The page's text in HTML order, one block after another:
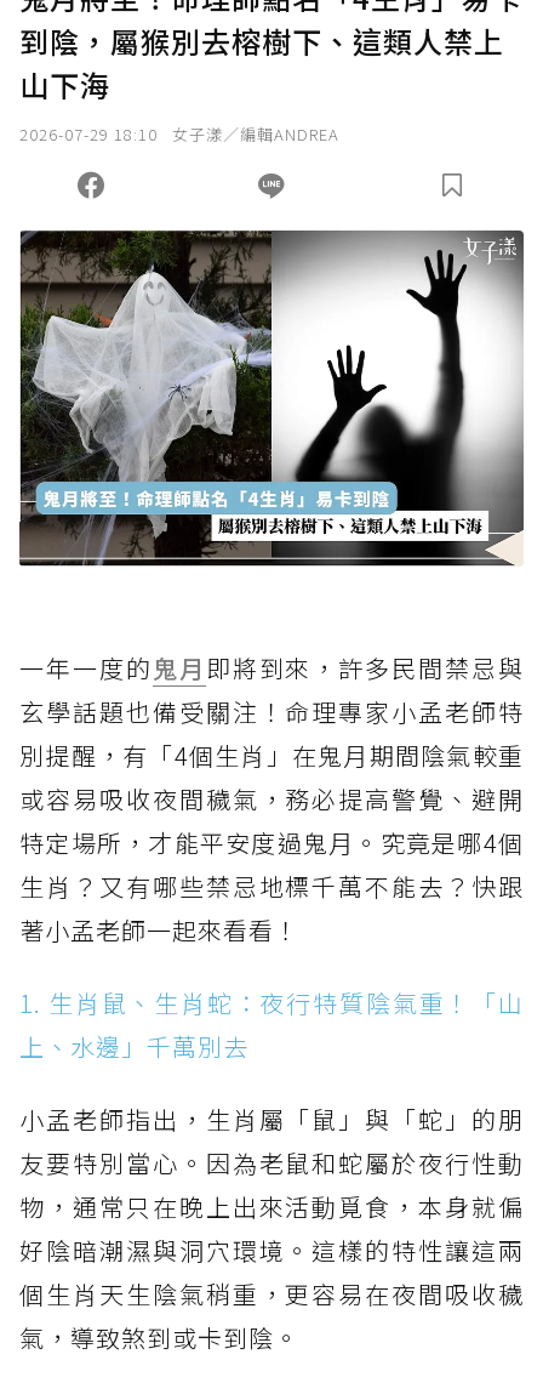
到陰，屬猴別去榕樹下、這類人禁上
山下海
2026-07-29 18:10 女子漾／編輯ANDREA
一年一度的鬼月 即將到來，許多民間禁忌與
玄學話題也備受關注！命理專家小孟老師特
別提醒，有「4個生肖」在鬼月期間陰氣較重
或容易吸收夜間穢氣，務必提高警覺、避開
特定場所，才能平安度過鬼月。究竟是哪4個
生肖？又有哪些禁忌地標千萬不能去？快跟
著小孟老師一起來看看！
1. 生肖鼠、生肖蛇：夜行特質陰氣重！「山
上、水邊」千萬別去
小孟老師指出，生肖屬「鼠」與「蛇」的朋
友要特別當心。因為老鼠和蛇屬於夜行性動
物，通常只在晚上出來活動覓食，本身就偏
好陰暗潮濕與洞穴環境。這樣的特性讓這兩
個生肖天生陰氣稍重，更容易在夜間吸收穢
氣，導致煞到或卡到陰。